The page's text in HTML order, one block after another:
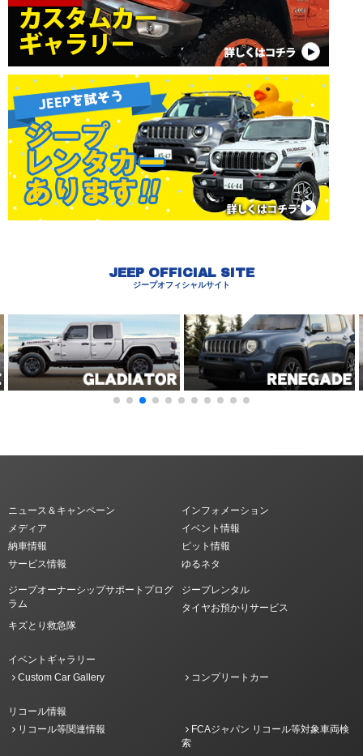
JEEP OFFICIAL SITE
ジープオフィシャルサイト
ニュース＆キャンペーン
インフォメーション
メディア
イベント情報
納車情報
ピット情報
サービス情報
ゆるネタ
ジープオーナーシップサポートプログ
ラム
ジープレンタル
タイヤお預かりサービス
キズとり救急隊
イベントギャラリー
Custom Car Gallery
コンプリートカー
リコール情報
リコール等関連情報
FCAジャパン リコール等対象車両検
索